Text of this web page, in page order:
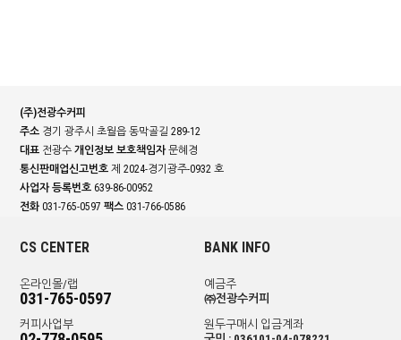
(주)전광수커피
주소 경기 광주시 초월읍 동막골길 289-12
대표 전광수개인정보 보호책임자문혜경
통신판매업신고번호 제 2024-경기광주-0932 호
사업자 등록번호 639-86-00952
전화 031-765-0597팩스 031-766-0586
CS CENTER
온라인몰/랩
031-765-0597
커피사업부
BANK INFO
예금주
㈜전광수커피
원두구매시 입금계좌